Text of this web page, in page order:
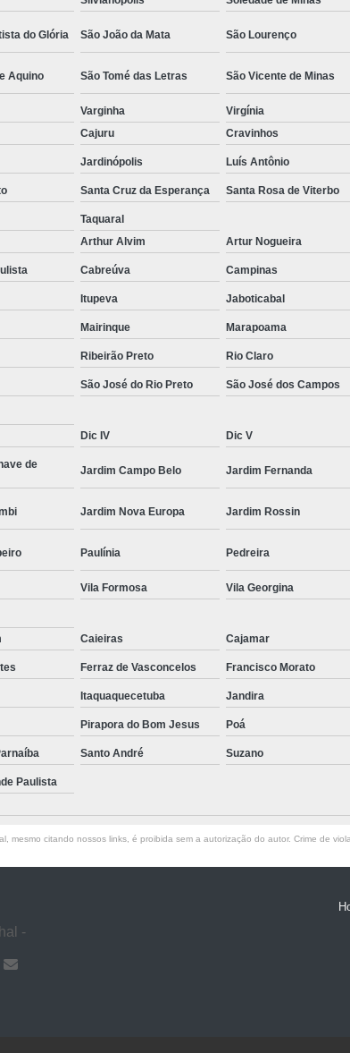
Fábrica de Camisa Social de Homem
Fábrica de Camisa Social para
Loja com Moda Masculina
Loja de Moda
Loja Executivo Moda Masculina
Loja
Loja Moda Masculina Online
Loja Moda
Moda Masculina Loja
Moda Atual
Moda Casual Masculina
Moda
Moda Masculina Camisa
Moda Masculina
Moda Masculina Inverno
Moda
Moda Social Masculina
Roupas
Roupas Masculinas
Roupas Masculinas
Roupas Masculinas Estilosas
Roupas Masculinas Plus Size
Roupas
do Glória São João da Mata São Lourenço
Aquino São Tomé das Letras São Vicente de Minas
Varginha Virgínia
Cajuru Cravinhos
Jardinópolis Luís Antônio
Santa Cruz da Esperança Santa Rosa de Viterbo
Taquaral
Arthur Alvim Artur Nogueira
Cabreúva Campinas
Itupeva Jaboticabal
Mairinque Marapoama
Ribeirão Preto Rio Claro
São José do Rio Preto São José dos Campos
Dic IV Dic V
de
Jardim Campo Belo Jardim Fernanda
Jardim Nova Europa Jardim Rossin
Paulínia Pedreira
Vila Formosa Vila Georgina
Caieiras Cajamar
Ferraz de Vasconcelos Francisco Morato
Itaquaquecetuba Jandira
Pirapora do Bom Jesus Poá
Santo André Suzano
Paulista
citando nossos links, é proibida sem a autorização do autor. Crime de
-